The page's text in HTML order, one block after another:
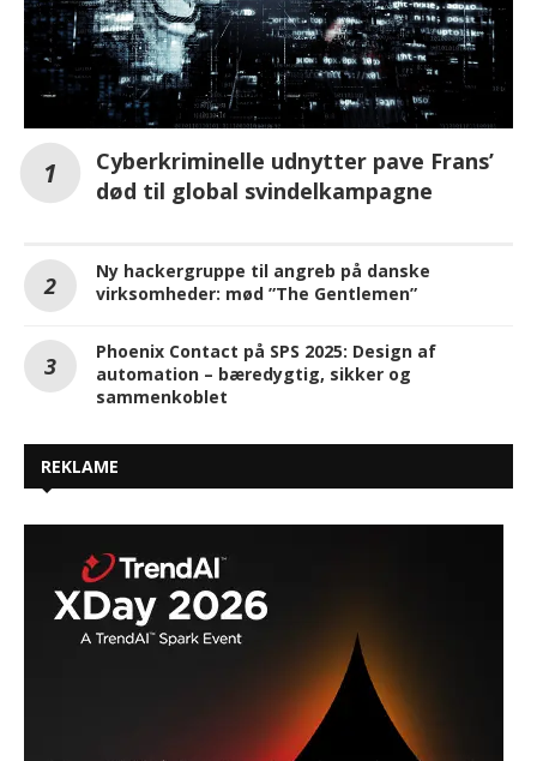
Cyberkriminelle udnytter pave Frans’
død til global svindelkampagne
Ny hackergruppe til angreb på danske
virksomheder: mød ”The Gentlemen”
Phoenix Contact på SPS 2025: Design af
automation – bæredygtig, sikker og
sammenkoblet
REKLAME